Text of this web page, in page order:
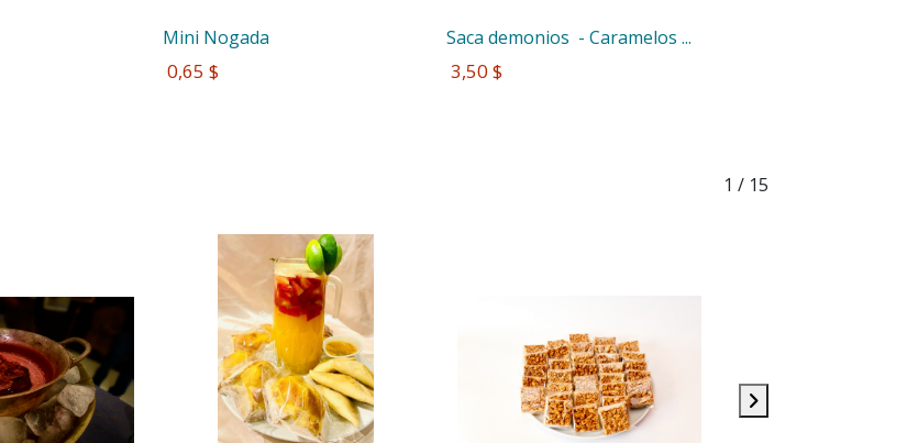
Mini Nogada
0,65 $
Saca demonios  - Caramelos ...
3,50 $
1 / 15